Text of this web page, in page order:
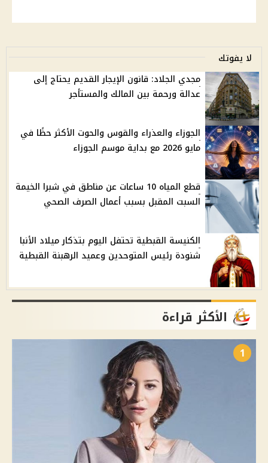
لا يفوتك
مجدي الجلاد: قانون الإيجار القديم يحتاج إلى
عدالة ورحمة بين المالك والمستأجر
الجوزاء والعذراء والقوس والحوت الأكثر حظًا في
مايو 2026 مع بداية موسم الجوزاء
قطع المياه 10 ساعات عن مناطق في شبرا الخيمة
السبت المقبل بسبب أعمال الصرف الصحي
الكنيسة القبطية تحتفل اليوم بتذكار ميلاد الأنبا
شنودة رئيس المتوحدين وعميد الرهبنة القبطية
الأكثر قراءة
1